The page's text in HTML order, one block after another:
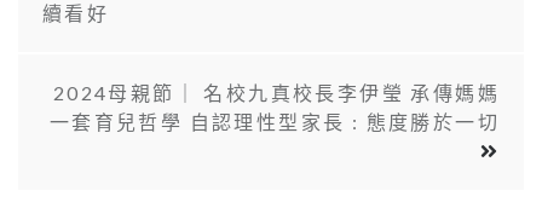
續看好
2024母親節｜ 名校九真校長李伊瑩 承傳媽媽
一套育兒哲學 自認理性型家長 : 態度勝於一切